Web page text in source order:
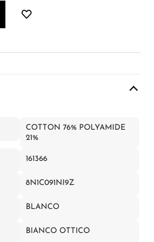
COTTON 76% POLYAMIDE
21%
161366
8N1C091NI9Z
BLANCO
BIANCO OTTICO